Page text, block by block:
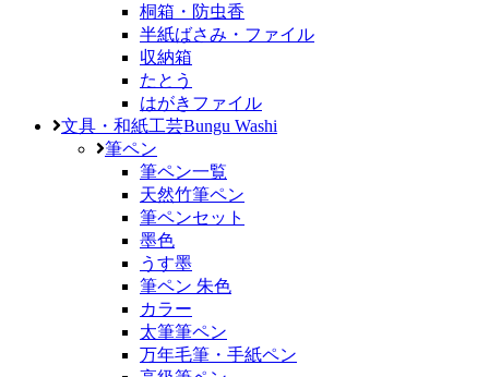
桐箱・防虫香
半紙ばさみ・ファイル
収納箱
たとう
はがきファイル
文具・和紙工芸Bungu Washi
筆ペン
筆ペン一覧
天然竹筆ペン
筆ペンセット
墨色
うす墨
筆ペン 朱色
カラー
太筆筆ペン
万年毛筆・手紙ペン